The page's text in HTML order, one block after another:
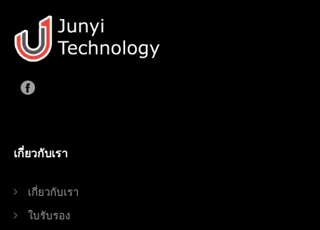
เกี่ยวกับเรา
เกี่ยวกับเรา
ใบรับรอง